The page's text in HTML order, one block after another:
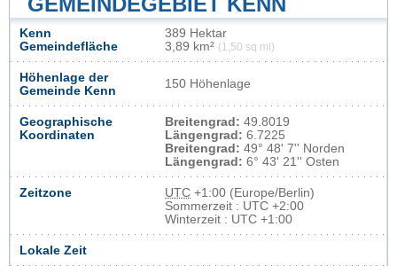
Kenn
Gemeindefläche
389 Hektar
3,89 km² (1,50 sq mi)
Höhenlage der
Gemeinde Kenn
150 Höhenlage
Geographische
Koordinaten
Breitengrad: 49.8019
Längengrad: 6.7225
Breitengrad: 49° 48' 7'' Norden
Längengrad: 6° 43' 21'' Osten
Zeitzone UTC +1:00 (Europe/Berlin)
Sommerzeit : UTC +2:00
Winterzeit : UTC +1:00
Lokale Zeit